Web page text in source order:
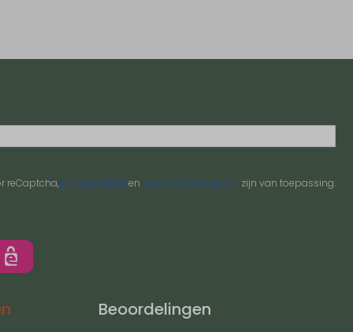
reCaptcha, privacybeleid en servicevoorwaarden zijn van toepassing.
Beoordelingen